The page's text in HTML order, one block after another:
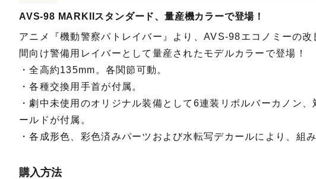
AVS-98 MARKIIスタンダード、量産機カラーで登場！
アニメ『機動警察パトレイバー』より、AVS-98エコノミーの
間向け警備用レイバーとして量産されたモデルカラーで登場！
・全高約135mm。各関節可動。
・各種交換用手首が付属。
・劇中未使用のオリジナル装備として6連装リボルバーカノン
ールドが付属。
・各成形色、彩色済みパーツおよび水転写デカールにより、組
購入方法